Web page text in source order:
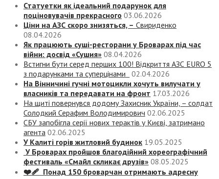
Статуетки як ідеальний подарунок для
поціновувачів прекрасного 03.06.2026
Ціни на АЗС скоро знизяться, – Свириденко
08.04.2026
Як працюють суші-ресторани у Броварах під час
війни: досвід «Сушия» 08.04.2026
Встигни бути серед перших 100! Відкриття АЗС EURO 5
з подарунками та суперцінами
02.04.2026
На Вінничині гучні мотоцикли хочуть вилучати у
власників та передавати на фронт 17.03.2026
На щиті повернувся додому Захисник України, – солдат
Солодкий Серафим Володимирович 02.06.2025
СБУ запобігла серії нових терактів у Києві, затримано
агента 02.06.2025
У Калиті горів житловий будинок 19.05.2025
У Броварах пройшов благодійний хореографічний
фестиваль «Смайл скликає друзів» 08.05.2025
❤️‍🩹 Понад 150 броварчан отримають адресну